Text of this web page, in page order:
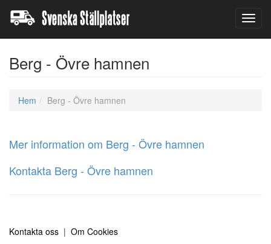
Berg - Övre hamnen
Hem Berg - Övre hamnen
Mer information om Berg - Övre hamnen
Kontakta Berg - Övre hamnen
Kontakta oss | Om Cookies